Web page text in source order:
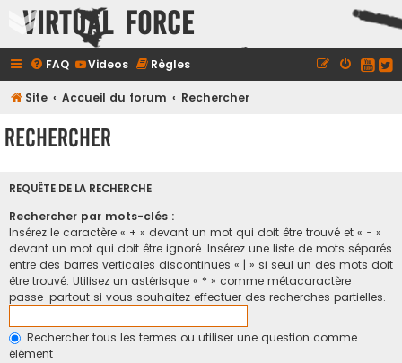
Virtual Force
FAQ Videos Règles
Site Accueil du forum Rechercher
Rechercher
REQUÊTE DE LA RECHERCHE
Rechercher par mots-clés :
Insérez le caractère « + » devant un mot qui doit être trouvé et « - »
devant un mot qui doit être ignoré. Insérez une liste de mots séparés
entre des barres verticales discontinues « | » si seul un des mots doit
être trouvé. Utilisez un astérisque « * » comme métacaractère
passe-partout si vous souhaitez effectuer des recherches partielles.
Rechercher tous les termes ou utiliser une question comme
élément